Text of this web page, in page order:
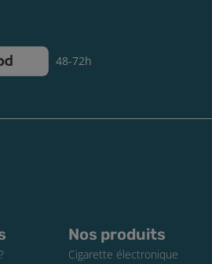
48-72h
Nos produits
Cigarette électronique